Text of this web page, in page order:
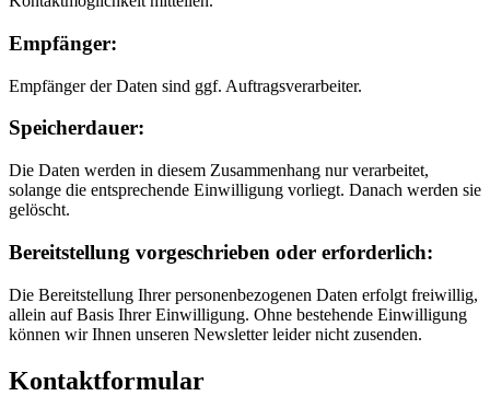
Empfänger:
Empfänger der Daten sind ggf. Auftragsverarbeiter.
Speicherdauer:
Die Daten werden in diesem Zusammenhang nur verarbeitet,
solange die entsprechende Einwilligung vorliegt. Danach werden sie
gelöscht.
Bereitstellung vorgeschrieben oder erforderlich:
Die Bereitstellung Ihrer personenbezogenen Daten erfolgt freiwillig,
allein auf Basis Ihrer Einwilligung. Ohne bestehende Einwilligung
können wir Ihnen unseren Newsletter leider nicht zusenden.
Kontaktformular